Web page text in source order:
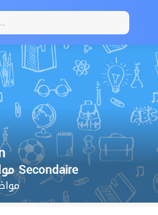
4ème مواضيع البكالوريا Secondaire